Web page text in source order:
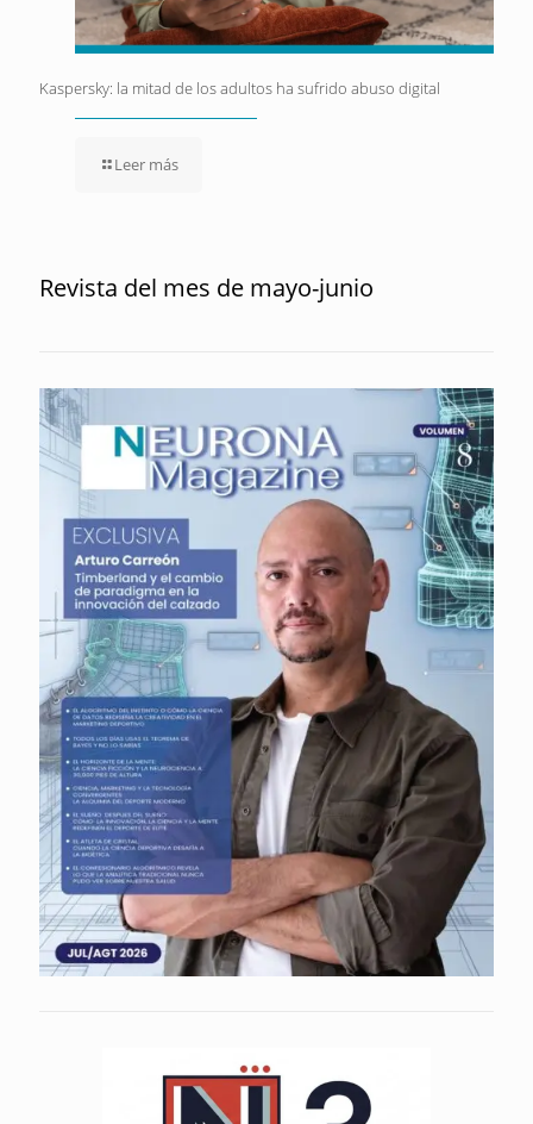
Kaspersky: la mitad de los adultos ha sufrido abuso digital
Leer más
Revista del mes de mayo-junio